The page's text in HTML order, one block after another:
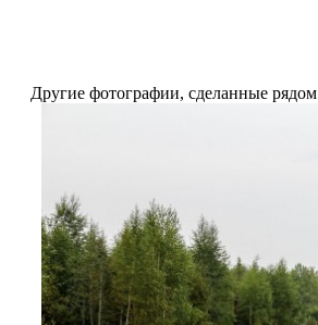
Другие фотографии, сделанные рядом